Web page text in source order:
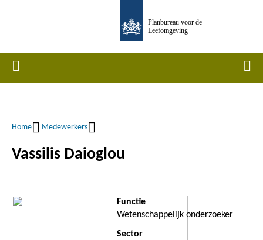
inhoud
Planbureau voor de
Leefomgeving
Home
Kruimelpad
Home Medewerkers
Vassilis Daioglou
Functie
Wetenschappelijk onderzoeker
Sector